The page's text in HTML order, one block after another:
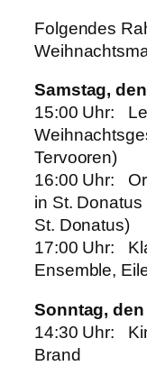
Folgendes
Samstag,
15:00 Uhr:
Tervooren)
16:00 Uhr:
in St.
St. Donatus)
17:00 Uhr:
Ensemble,
Sonntag, den
14:30 Uhr:
Brand